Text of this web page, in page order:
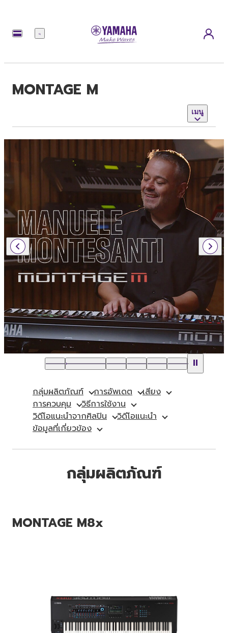
เมนู
MONTAGE M
เมนู
กลุ่มผลิตภัณฑ์ การอัพเดต
เสียง
การควบคุม
วิธีการใช้งาน
วิดีโอแนะนำจากศิลปิน
วิดีโอแนะนำ
ข้อมูลที่เกี่ยวข้อง
กลุ่มผลิตภัณฑ์
MONTAGE M8x